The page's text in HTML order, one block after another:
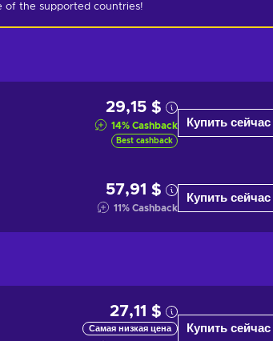
of the supported countries!
29,15 $
14% Cashback
Best cashback
Купить сейчас
57,91 $
11% Cashback
Купить сейчас
27,11 $
Самая низкая цена Купить сейчас